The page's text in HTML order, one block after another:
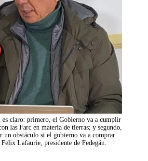
es claro: primero, el Gobierno va a cumplir
las Farc en materia de tierras; y segundo,
un obstáculo si el gobierno va a comprar
Lafaurie, presidente de Fedegán.